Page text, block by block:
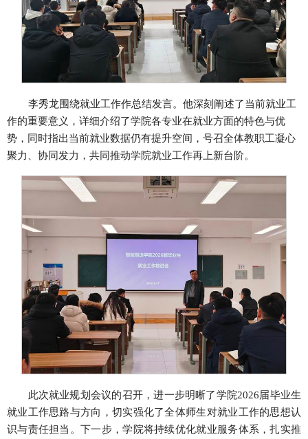
李秀龙围绕就业工作作总结发言。他深刻阐述了当前就业工
作的重要意义，详细介绍了学院各专业在就业方面的特色与优
势，同时指出当前就业数据仍有提升空间，号召全体教职工凝心
聚力、协同发力，共同推动学院就业工作再上新台阶。
此次就业规划会议的召开，进一步明晰了学院2026届毕业生
就业工作思路与方向，切实强化了全体师生对就业工作的思想认
识与责任担当。下一步，学院将持续优化就业服务体系，扎实推